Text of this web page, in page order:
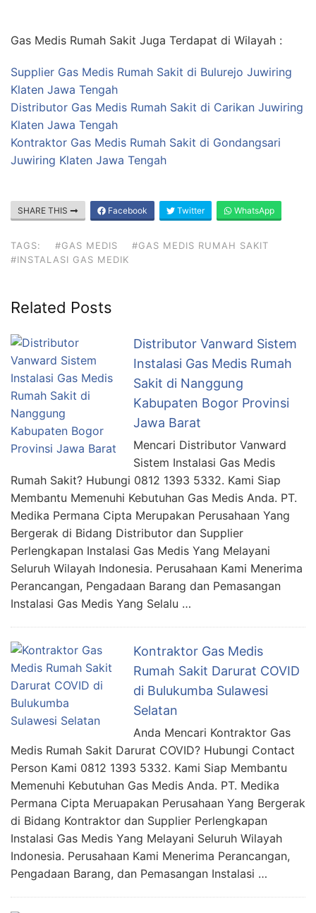
Gas Medis Rumah Sakit Juga Terdapat di Wilayah :
Supplier Gas Medis Rumah Sakit di Bulurejo Juwiring
Klaten Jawa Tengah
Distributor Gas Medis Rumah Sakit di Carikan Juwiring
Klaten Jawa Tengah
Kontraktor Gas Medis Rumah Sakit di Gondangsari
Juwiring Klaten Jawa Tengah
SHARE THIS Facebook Twitter WhatsApp
TAGS: #GAS MEDIS
#GAS MEDIS RUMAH SAKIT
#INSTALASI GAS MEDIK
Related Posts
Distributor Vanward Sistem
Instalasi Gas Medis Rumah
Sakit di Nanggung
Kabupaten Bogor Provinsi
Jawa Barat
Mencari Distributor Vanward
Sistem Instalasi Gas Medis
Rumah Sakit? Hubungi 0812 1393 5332. Kami Siap
Membantu Memenuhi Kebutuhan Gas Medis Anda. PT.
Medika Permana Cipta Merupakan Perusahaan Yang
Bergerak di Bidang Distributor dan Supplier
Perlengkapan Instalasi Gas Medis Yang Melayani
Seluruh Wilayah Indonesia. Perusahaan Kami Menerima
Perancangan, Pengadaan Barang dan Pemasangan
Instalasi Gas Medis Yang Selalu …
Kontraktor Gas Medis
Rumah Sakit Darurat COVID
di Bulukumba Sulawesi
Selatan
Anda Mencari Kontraktor Gas
Medis Rumah Sakit Darurat COVID? Hubungi Contact
Person Kami 0812 1393 5332. Kami Siap Membantu
Memenuhi Kebutuhan Gas Medis Anda. PT. Medika
Permana Cipta Meruapakan Perusahaan Yang Bergerak
di Bidang Kontraktor dan Supplier Perlengkapan
Instalasi Gas Medis Yang Melayani Seluruh Wilayah
Indonesia. Perusahaan Kami Menerima Perancangan,
Pengadaan Barang, dan Pemasangan Instalasi …